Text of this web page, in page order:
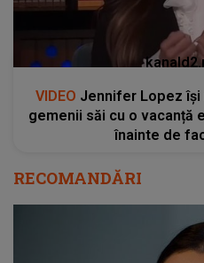
VIDEO Jennifer Lopez își
gemenii săi cu o vacanță
înainte de
RECOMANDĂRI